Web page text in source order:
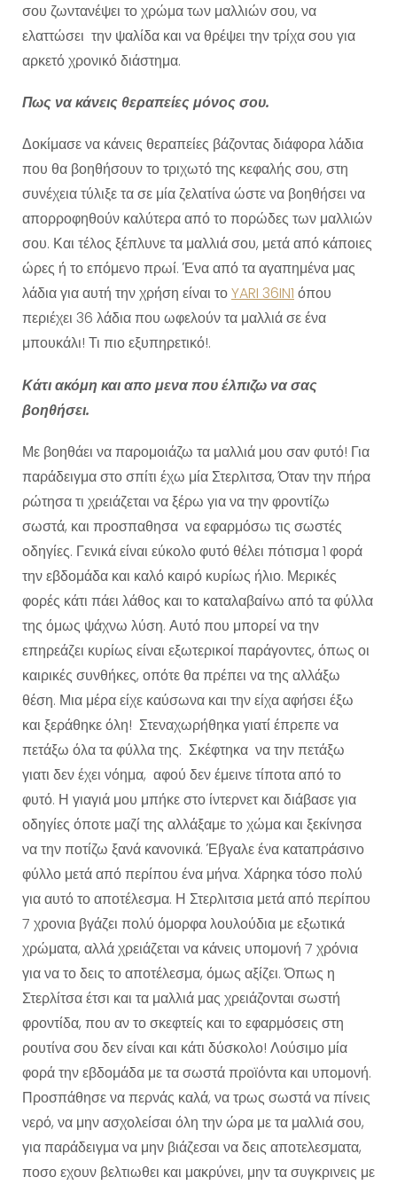
σου ζωντανέψει το χρώμα των μαλλιών σου, να
ελαττώσει την ψαλίδα και να θρέψει την τρίχα σου για
αρκετό χρονικό διάστημα.
Πως να κάνεις θεραπείες μόνος σου.
Δοκίμασε να κάνεις θεραπείες βάζοντας διάφορα λάδια
που θα βοηθήσουν το τριχωτό της κεφαλής σου, στη
συνέχεια τύλιξε τα σε μία ζελατίνα ώστε να βοηθήσει να
απορροφηθούν καλύτερα από το πορώδες των μαλλιών
σου. Και τέλος ξέπλυνε τα μαλλιά σου, μετά από κάποιες
ώρες ή το επόμενο πρωί. Ένα από τα αγαπημένα μας
λάδια για αυτή την χρήση είναι τοYARI 36IN1 όπου
περιέχει 36 λάδια που ωφελούν τα μαλλιά σε ένα
μπουκάλι! Τι πιο εξυπηρετικό!.
Κάτι ακόμη και απο μενα που έλπιζω να σας
βοηθήσει.
Με βοηθάει να παρομοιάζω τα μαλλιά μου σαν φυτό! Για
παράδειγμα στο σπίτι έχω μία Στερλιτσα, Όταν την πήρα
ρώτησα τι χρειάζεται να ξέρω για να την φροντίζω
σωστά, και προσπαθησα να εφαρμόσω τις σωστές
οδηγίες. Γενικά είναι εύκολο φυτό θέλει πότισμα 1 φορά
την εβδομάδα και καλό καιρό κυρίως ήλιο. Μερικές
φορές κάτι πάει λάθος και το καταλαβαίνω από τα φύλλα
της όμως ψάχνω λύση. Αυτό που μπορεί να την
επηρεάζει κυρίως είναι εξωτερικοί παράγοντες, όπως οι
καιρικές συνθήκες, οπότε θα πρέπει να της αλλάξω
θέση. Μια μέρα είχε καύσωνα και την είχα αφήσει έξω
και ξεράθηκε όλη! Στεναχωρήθηκα γιατί έπρεπε να
πετάξω όλα τα φύλλα της. Σκέφτηκα να την πετάξω
γιατι δεν έχει νόημα, αφού δεν έμεινε τίποτα από το
φυτό. Η γιαγιά μου μπήκε στο ίντερνετ και διάβασε για
οδηγίες όποτε μαζί της αλλάξαμε το χώμα και ξεκίνησα
να την ποτίζω ξανά κανονικά. Έβγαλε ένα καταπράσινο
φύλλο μετά από περίπου ένα μήνα. Χάρηκα τόσο πολύ
για αυτό το αποτέλεσμα. Η Στερλιτσια μετά από περίπου
7 χρονια βγάζει πολύ όμορφα λουλούδια με εξωτικά
χρώματα, αλλά χρειάζεται να κάνεις υπομονή 7 χρόνια
για να το δεις το αποτέλεσμα, όμως αξίζει. Όπως η
Στερλίτσα έτσι και τα μαλλιά μας χρειάζονται σωστή
φροντίδα, που αν το σκεφτείς και το εφαρμόσεις στη
ρουτίνα σου δεν είναι και κάτι δύσκολο! Λούσιμο μία
φορά την εβδομάδα με τα σωστά προϊόντα και υπομονή.
Προσπάθησε να περνάς καλά, να τρως σωστά να πίνεις
νερό, να μην ασχολείσαι όλη την ώρα με τα μαλλιά σου,
για παράδειγμα να μην βιάζεσαι να δεις αποτελεσματα,
ποσο εχουν βελτιωθει και μακρύνει, μην τα συγκρινεις με